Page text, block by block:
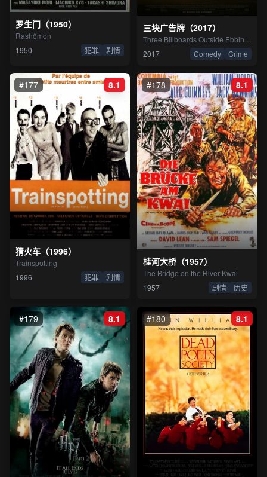
罗生门（1950）
Rashômon
1950
犯罪 剧情
三块广告牌（2017）
2017
Comedy Crime
8.1
#177
猜火车（1996）
Trainspotting
1996
犯罪 剧情
8.1
#178
桂河大桥（1957）
The Bridge on the River Kwai
1957
剧情 历史
8.1
#179 8.1
#180